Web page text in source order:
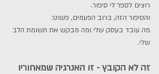
רוצים לספר לי סיפור.
והסיפור הזה, ברוב הפעמים, פשוט:
מה עובד בעסק שלי ומה מבקש את תשומת הלב
שלי.
זה לא הקובץ - זו האנרגיה שמאחוריו